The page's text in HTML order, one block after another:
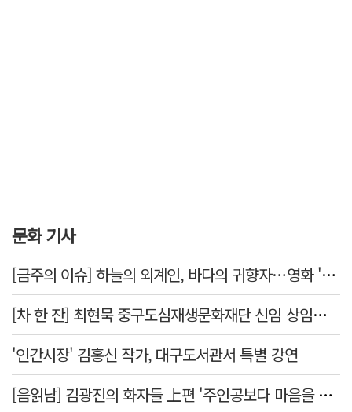
문화 기사
[금주의 이슈] 하늘의 외계인, 바다의 귀향자…영화 '호프'와 '오디세이'
[차 한 잔] 최현묵 중구도심재생문화재단 신임 상임이사 "서문시장·경상감영 등 지역 자원 활용…문화의 일상화"
'인간시장' 김홍신 작가, 대구도서관서 특별 강연
[음읽남] 김광진의 화자들 上편 '주인공보다 마음을 쓴 사람'